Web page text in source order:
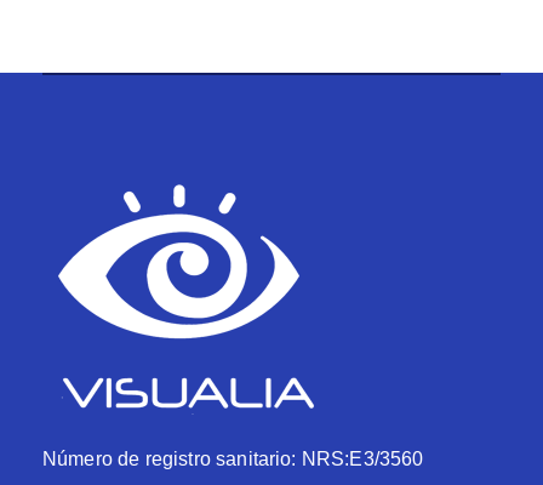
Número de registro sanitario: NRS:E3/3560